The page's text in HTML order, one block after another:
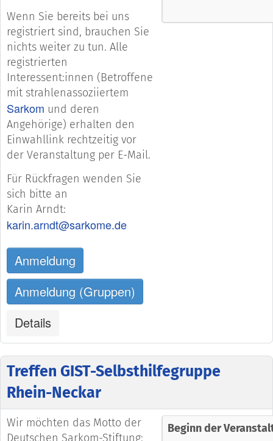
Wenn Sie bereits bei uns
registriert sind, brauchen Sie
nichts weiter zu tun. Alle
registrierten
Interessent:innen (Betroffene
mit strahlenassoziiertem
Sarkom und deren
Angehörige) erhalten den
Einwahllink rechtzeitig vor
der Veranstaltung per E-Mail.
Für Rückfragen wenden Sie
sich bitte an
Karin Arndt:
karin.arndt@sarkome.de
Anmeldung
Anmeldung (Gruppen)
Details
Treffen GIST-Selbsthilfegruppe
Rhein-Neckar
Wir möchten das Motto der
Deutschen Sarkom-Stiftung:
Beginn der